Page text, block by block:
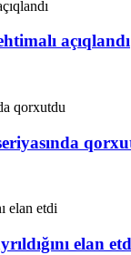
açıqlandı
elan